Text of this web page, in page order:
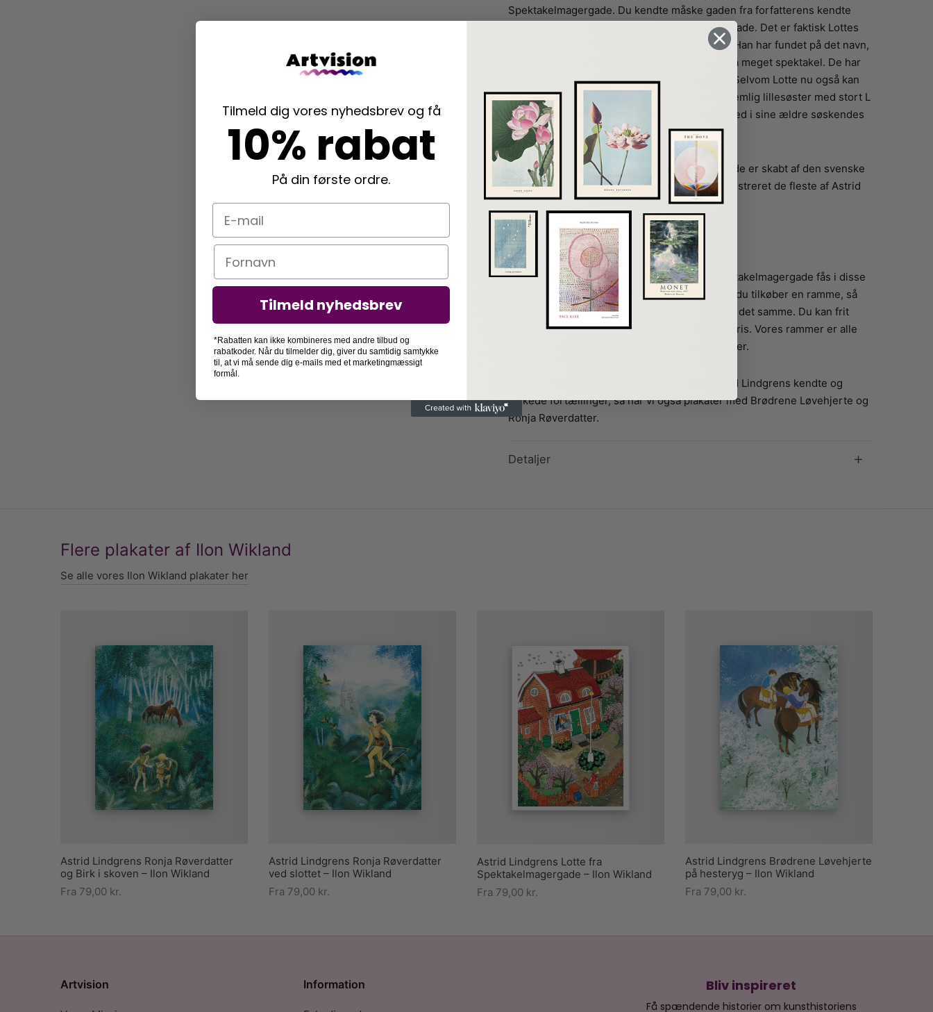
Spektakelmagergade. Du kendte måske gaden fra forfatterens kendte
fortællinger om Lotte, der bor på selvsamme gade. Det er faktisk Lottes
far, der har givet gaden dens finurlige tilnavn. Han har fundet på det navn,
fordi hans tre børn Lotte, Jonas og Mia laver så meget spektakel. De har
det sjovt dagen lang med alt deres spektakel. Selvom Lotte nu også kan
blive ret rasende og stædig til tider. Lotte er nemlig lillesøster med stort L
– og det er ikke altid nemt, når man vil være med i sine ældre søskendes
lege.
Illustrationerne til Lotte fra Spektakelmagergade er skabt af den svenske
kunstner og illustrator Ilon Wikland, der har illustreret de fleste af Astrid
Lindgrens børnebøger.
–
Denne Astrid Lindgren plakat af Lotte fra Spektakelmagergade fås i disse
størrelser: A5, A4, A3, 50×70 og 70×100. Hvis du tilkøber en ramme, så
sørger vi for at indramme plakaten for dig med det samme. Du kan frit
vælge imellem alle vores rammer – uden merpris. Vores rammer er alle
lavet af egetræ og kommer i 12 forskellige farver.
Er du interesseret i flere af plakater med Astrid Lindgrens kendte og
elskede fortællinger, så har vi også plakater med Brødrene Løvehjerte og
Ronja Røverdatter.
Detaljer
Flere plakater af Ilon Wikland
Se alle vores Ilon Wikland plakater her
Astrid Lindgrens Ronja Røverdatter
og Birk i skoven – Ilon Wikland
Fra 79,00 kr.
Astrid Lindgrens Ronja Røverdatter
ved slottet – Ilon Wikland
Fra 79,00 kr.
Astrid Lindgrens Lotte fra
Spektakelmagergade – Ilon Wikland
Fra 79,00 kr.
Astrid Lindgrens Brødrene Løvehjerte
på hesteryg – Ilon Wikland
Fra 79,00 kr.
Bliv inspireret
Få spændende historier om kunsthistoriens
Information
Artvision
Tilmeld dig vores nyhedsbrev og få
10% rabat
På din første ordre.
E-mail
Navn
Tilmeld nyhedsbrev
*Rabatten kan ikke kombineres med andre tilbud og
rabatkoder. Når du tilmelder dig, giver du samtidig samtykke
til, at vi må sende dig e-mails med et marketingmæssigt
formål.